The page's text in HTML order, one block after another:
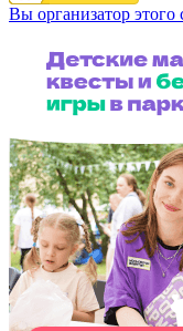
Вы организатор этого